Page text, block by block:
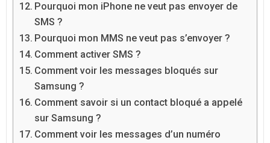
Pourquoi mon iPhone ne veut pas envoyer de
SMS ?
Pourquoi mon MMS ne veut pas s’envoyer ?
Comment activer SMS ?
Comment voir les messages bloqués sur
Samsung ?
Comment savoir si un contact bloqué a appelé
sur Samsung ?
Comment voir les messages d’un numéro